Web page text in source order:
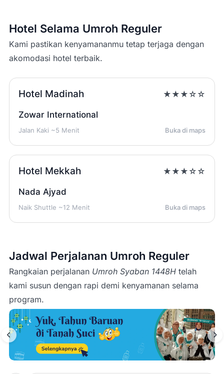
Hotel Selama Umroh Reguler
Kami pastikan kenyamananmu tetap terjaga dengan
akomodasi hotel terbaik.
Hotel Madinah ★★★☆☆
Zowar International
Jalan Kaki ~5 Menit Buka di maps
Hotel Mekkah ★★★☆☆
Nada Ajyad
Naik Shuttle ~12 Menit Buka di maps
Jadwal Perjalanan Umroh Reguler
Rangkaian perjalanan Umroh Syaban 1448H telah
kami susun dengan rapi demi kenyamanan selama
program.